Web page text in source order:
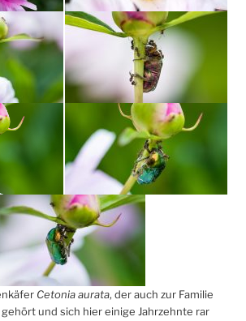
Cetonia aurata, der auch zur Familie
und sich hier einige Jahrzehnte rar